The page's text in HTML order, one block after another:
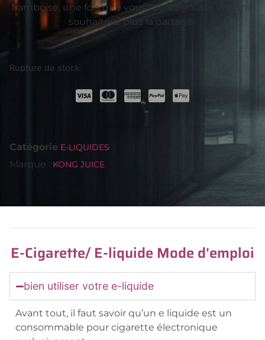
framboise, une fois que vous l’aurez goûter vous ne
souhaiterai plus la partager
Rupture de stock
Catégorie E-LIQUIDES
Marque : KONG JUICE
E-Cigarette/ E-liquide Mode d'emploi
bien utiliser votre e-liquide
Avant tout, il faut savoir qu’un e liquide est un
consommable pour cigarette électronique